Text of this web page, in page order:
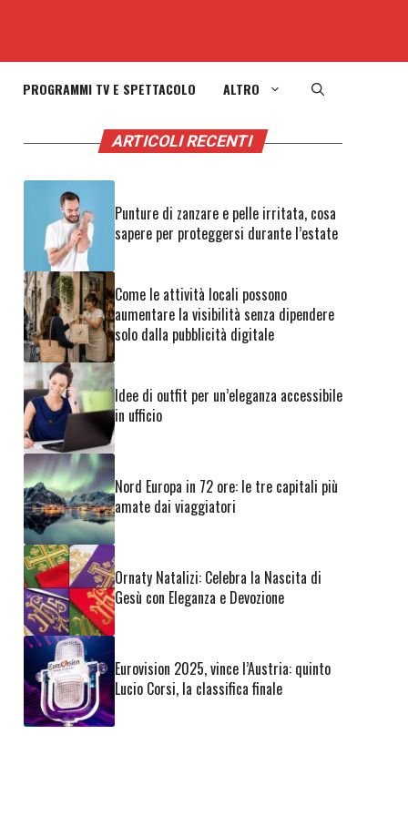
PROGRAMMI TV E SPETTACOLO ALTRO
ARTICOLI RECENTI
Punture di zanzare e pelle irritata, cosa
sapere per proteggersi durante l’estate
Come le attività locali possono
aumentare la visibilità senza dipendere
solo dalla pubblicità digitale
Idee di outfit per un’eleganza accessibile
in ufficio
Nord Europa in 72 ore: le tre capitali più
amate dai viaggiatori
Ornaty Natalizi: Celebra la Nascita di
Gesù con Eleganza e Devozione
Eurovision 2025, vince l’Austria: quinto
Lucio Corsi, la classifica finale